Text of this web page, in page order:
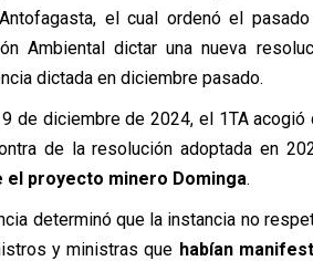
el cual ordenó el
Ambiental dictar una nueva
dictada en diciembre pasado.
de diciembre de 2024, el 1TA
de la resolución adoptada en
proyecto minero Dominga.
determinó que la instancia no
y ministras que habían